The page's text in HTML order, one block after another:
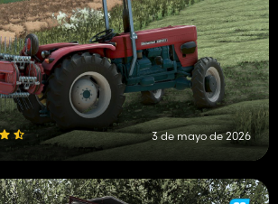
3 de mayo de 2026